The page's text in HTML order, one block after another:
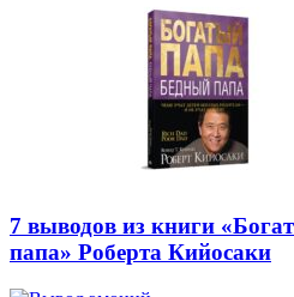
7 выводов из книги
папа» Роберта Кийосаки